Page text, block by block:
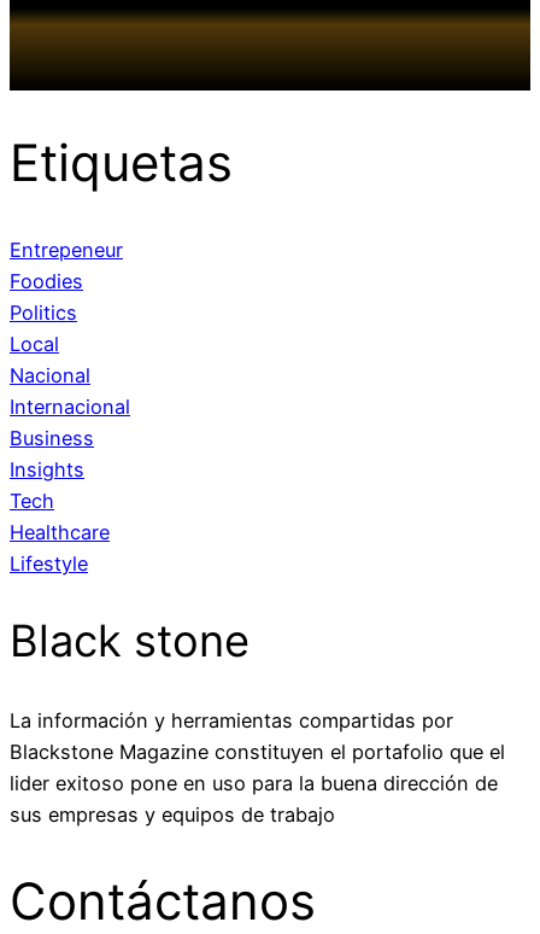
Etiquetas
Entrepeneur
Foodies
Politics
Local
Nacional
Internacional
Business
Insights
Tech
Healthcare
Lifestyle
Black stone
La información y herramientas compartidas por
Blackstone Magazine constituyen el portafolio que el
lider exitoso pone en uso para la buena dirección de
sus empresas y equipos de trabajo
Contáctanos